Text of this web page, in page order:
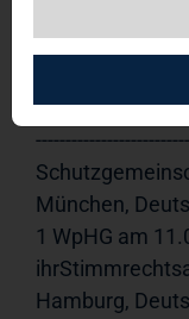
ein Service der
Mitteilung ist
München,
1 WpHG am
Hamburg,